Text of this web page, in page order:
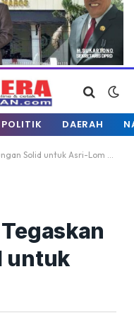
POLITIK DAERAH
Solid untuk Asri-Lom Lom
untuk